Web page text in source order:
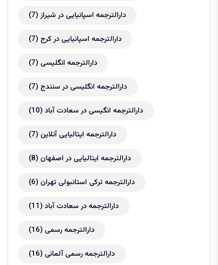
دارالترجمه اسپانیایی در شیراز (7)
دارالترجمه اسپانیایی در کرج (7)
دارالترجمه انگلیسی (7)
دارالترجمه انگلیسی در سنندج (7)
دارالترجمه انگیسی در سعادت آباد (10)
دارالترجمه ایتالیایی آنلاین (7)
دارالترجمه ایتالیایی در اصفهان (8)
دارالترجمه ترکی استانبولی تهران (6)
دارالترجمه در سعادت آباد (11)
دارالترجمه رسمی (16)
دارالترجمه رسمی آلمانی (16)